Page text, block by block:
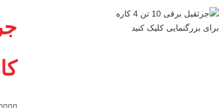
برای بزرگنمایی کلیک کنید